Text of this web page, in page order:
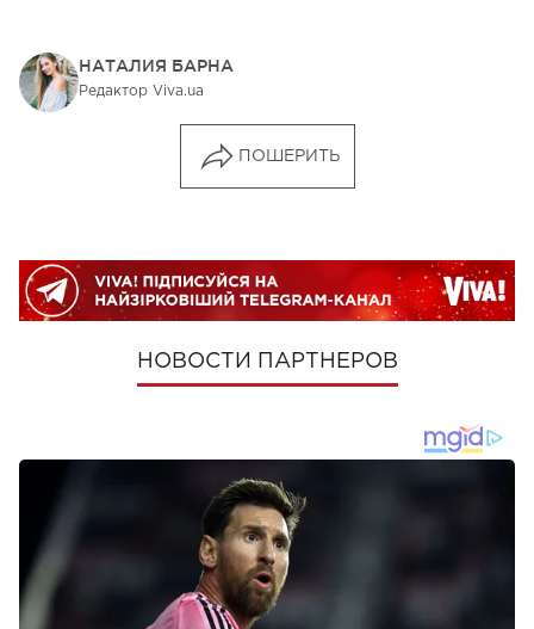
НАТАЛИЯ БАРНА
Редактор Viva.ua
ПОШЕРИТЬ
НОВОСТИ ПАРТНЕРОВ